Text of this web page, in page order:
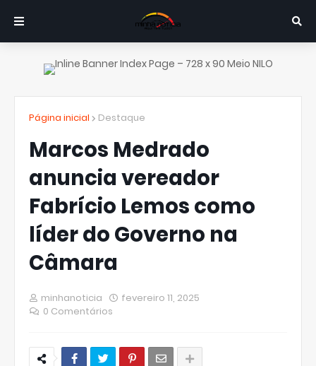
Página inicial Destaque
Marcos Medrado
anuncia vereador
Fabrício Lemos como
líder do Governo na
Câmara
minhanoticia
fevereiro 11, 2025
0 Comentários